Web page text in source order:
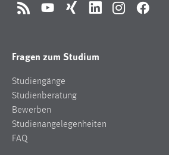
RSS YouTubeXing LinkedInInstagram
Fragen zum Studium
Studiengänge
Studienberatung
Bewerben
Studienangelegenheiten
FAQ
einloggen zu können.
STATISTIK
Statistik Cookies erfassen
Diese Informationen helfen uns zu